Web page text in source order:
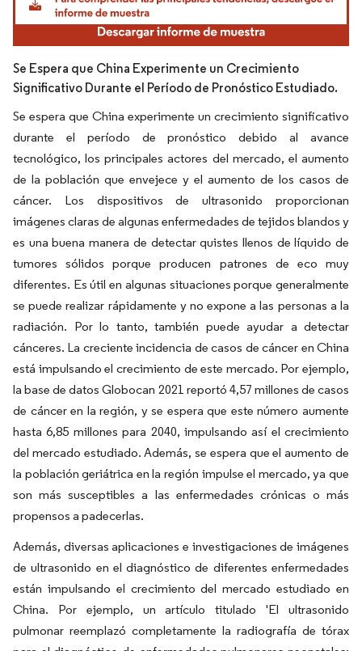
Se Espera que China Experimente un Crecimiento
Significativo Durante el Período de Pronóstico Estudiado.
Se espera que China experimente un crecimiento significativo
durante el período de pronóstico debido al avance
tecnológico, los principales actores del mercado, el aumento
de la población que envejece y el aumento de los casos de
cáncer. Los dispositivos de ultrasonido proporcionan
imágenes claras de algunas enfermedades de tejidos blandos y
es una buena manera de detectar quistes llenos de líquido de
tumores sólidos porque producen patrones de eco muy
diferentes. Es útil en algunas situaciones porque generalmente
se puede realizar rápidamente y no expone a las personas a la
radiación. Por lo tanto, también puede ayudar a detectar
cánceres. La creciente incidencia de casos de cáncer en China
está impulsando el crecimiento de este mercado. Por ejemplo,
la base de datos Globocan 2021 reportó 4,57 millones de casos
de cáncer en la región, y se espera que este número aumente
hasta 6,85 millones para 2040, impulsando así el crecimiento
del mercado estudiado. Además, se espera que el aumento de
la población geriátrica en la región impulse el mercado, ya que
son más susceptibles a las enfermedades crónicas o más
propensos a padecerlas.
Además, diversas aplicaciones e investigaciones de imágenes
de ultrasonido en el diagnóstico de diferentes enfermedades
están impulsando el crecimiento del mercado estudiado en
China. Por ejemplo, un artículo titulado 'El ultrasonido
pulmonar reemplazó completamente la radiografía de tórax